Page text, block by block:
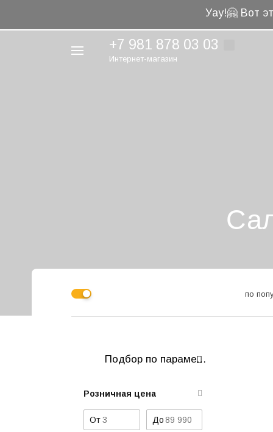
Уау!🤗Вот
+7 981 878 03 03
Интернет-магазин
по
Подбор по параметрам
Розничная цена
От До